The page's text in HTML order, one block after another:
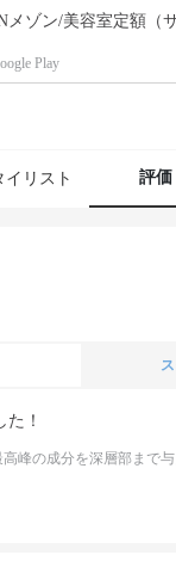
メゾン/美容室定額（
Play
イリスト 評価
！
高峰の成分を深層部まで